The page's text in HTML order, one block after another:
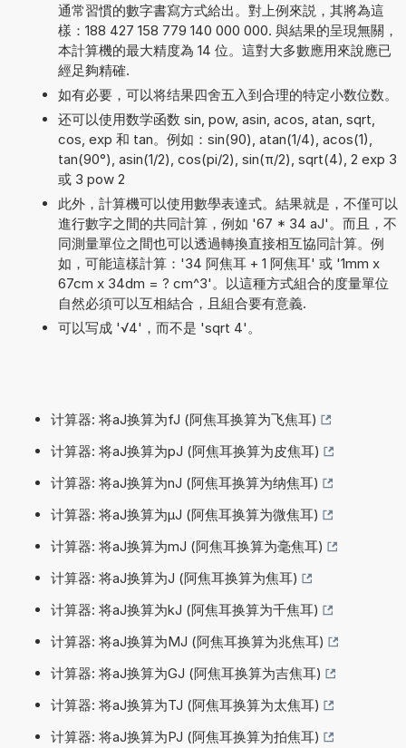
通常習慣的數字書寫方式給出。對上例來説，其將為這
樣：188 427 158 779 140 000 000. 與結果的呈現無關，
本計算機的最大精度為 14 位。這對大多數應用來說應已
經足夠精確.
如有必要，可以将结果四舍五入到合理的特定小数位数。
还可以使用数学函数 sin, pow, asin, acos, atan, sqrt,
cos, exp 和 tan。例如：sin(90), atan(1/4), acos(1),
tan(90°), asin(1/2), cos(pi/2), sin(π/2), sqrt(4), 2 exp 3
或 3 pow 2
此外，計算機可以使用數學表達式。結果就是，不僅可以
進行數字之間的共同計算，例如 '67 * 34 aJ'。而且，不
同測量單位之間也可以透過轉換直接相互協同計算。例
如，可能這樣計算：'34 阿焦耳 + 1 阿焦耳' 或 '1mm x
67cm x 34dm = ? cm^3'。以這種方式組合的度量單位
自然必須可以互相結合，且組合要有意義.
可以写成 '√4'，而不是 'sqrt 4'。
计算器: 将aJ换算为fJ (阿焦耳换算为飞焦耳)
计算器: 将aJ换算为pJ (阿焦耳换算为皮焦耳)
计算器: 将aJ换算为nJ (阿焦耳换算为纳焦耳)
计算器: 将aJ换算为µJ (阿焦耳换算为微焦耳)
计算器: 将aJ换算为mJ (阿焦耳换算为毫焦耳)
计算器: 将aJ换算为J (阿焦耳换算为焦耳)
计算器: 将aJ换算为kJ (阿焦耳换算为千焦耳)
计算器: 将aJ换算为MJ (阿焦耳换算为兆焦耳)
计算器: 将aJ换算为GJ (阿焦耳换算为吉焦耳)
计算器: 将aJ换算为TJ (阿焦耳换算为太焦耳)
计算器: 将aJ换算为PJ (阿焦耳换算为拍焦耳)